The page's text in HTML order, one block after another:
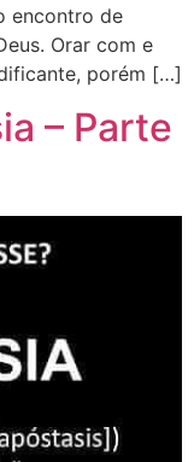
encontro de
Orar com e
porém […]
– Parte